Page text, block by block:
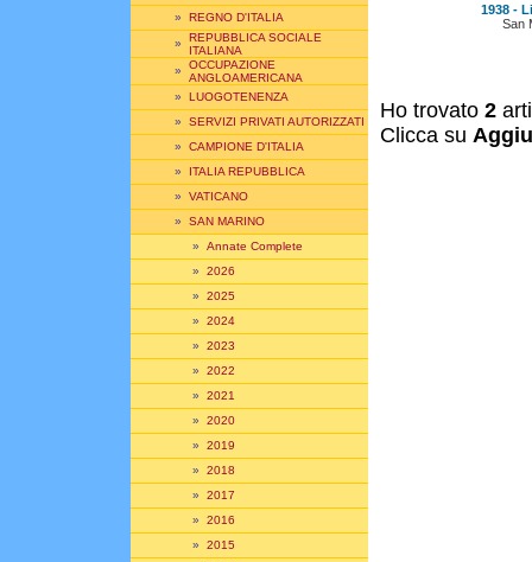
» REGNO D'ITALIA
» REPUBBLICA SOCIALE
ITALIANA
» OCCUPAZIONE
ANGLOAMERICANA
» LUOGOTENENZA
» SERVIZI PRIVATI AUTORIZZATI
» CAMPIONE D'ITALIA
» ITALIA REPUBBLICA
» VATICANO
» SAN MARINO
» Annate Complete
» 2026
» 2025
» 2024
» 2023
» 2022
» 2021
» 2020
» 2019
» 2018
» 2017
» 2016
» 2015
1938 -
San
Ho trovato 2
Clicca su